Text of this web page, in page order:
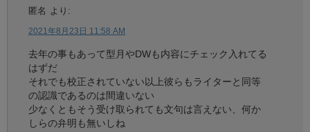
匿名 より:
2021年8月23日 11:58 AM
去年の事もあって型月やDWも内容にチェック入れてる
はずだ
それでも校正されていない以上彼らもライターと同等
の認識であるのは間違いない
少なくともそう受け取られても文句は言えない、何か
しらの弁明も無いしね